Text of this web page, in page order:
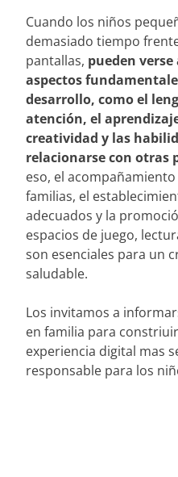
Cuando los niños
demasiado tiempo
pantallas, pueden
aspectos
desarrollo, como el
atención, el
creatividad y las
relacionarse con otras
eso, el acompañamiento
familias, el
adecuados y la
espacios de juego,
son esenciales para un
saludable.
Los invitamos a
en familia para
experiencia digital mas
responsable para los